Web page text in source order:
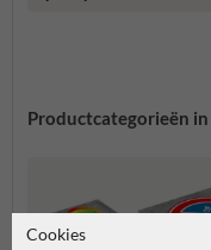
Productcategorieën in
Cookies